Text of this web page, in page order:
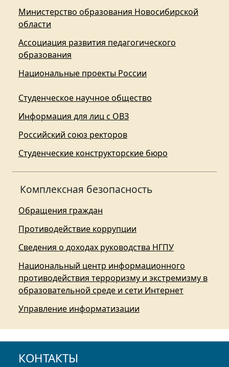
Министерство образования Новосибирской
области
Ассоциация развития педагогического
образования
Национальные проекты России
Студенческое научное общество
Информация для лиц с ОВЗ
Российский союз ректоров
Студенческие конструкторские бюро
Комплексная безопасность
Обращения граждан
Противодействие коррупции
Сведения о доходах руководства НГПУ
Национальный центр информационного
противодействия терроризму и экстремизму в
образовательной среде и сети Интернет
Управление информатизации
КОНТАКТЫ